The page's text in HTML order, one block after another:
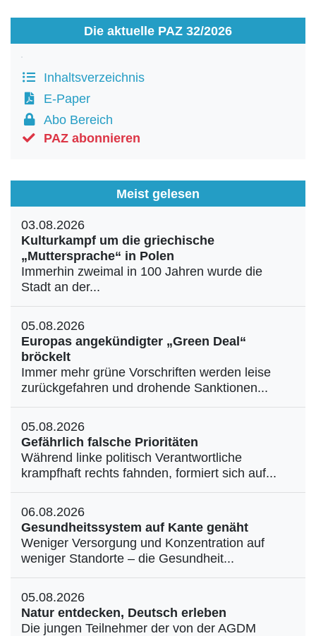
Die aktuelle PAZ 32/2026
Inhaltsverzeichnis
E-Paper
Abo Bereich
PAZ abonnieren
Meist gelesen
03.08.2026
Kulturkampf um die griechische
„Muttersprache“ in Polen
Immerhin zweimal in 100 Jahren wurde die
Stadt an der...
05.08.2026
Europas angekündigter „Green Deal“
bröckelt
Immer mehr grüne Vorschriften werden leise
zurückgefahren und drohende Sanktionen...
05.08.2026
Gefährlich falsche Prioritäten
Während linke politisch Verantwortliche
krampfhaft rechts fahnden, formiert sich auf...
06.08.2026
Gesundheitssystem auf Kante genäht
Weniger Versorgung und Konzentration auf
weniger Standorte – die Gesundheit...
05.08.2026
Natur entdecken, Deutsch erleben
Die jungen Teilnehmer der von der AGDM